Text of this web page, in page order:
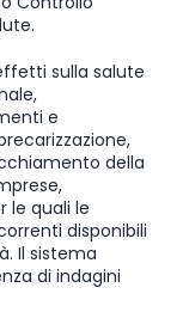
sulla salute
e
della
le quali le
disponibili
Il sistema
di indagini